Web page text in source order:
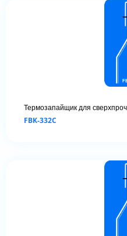
Термозапайщик для
FBK-332C